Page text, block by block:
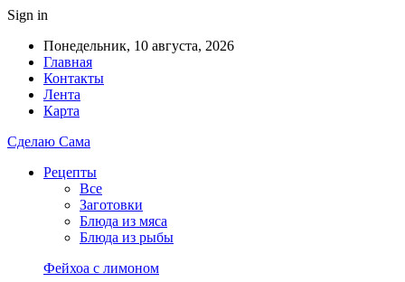
Sign in
Понедельник, 10 августа, 2026
Главная
Контакты
Лента
Карта
Сделаю Сама
Рецепты
Все
Заготовки
Блюда из мяса
Блюда из рыбы
Фейхоа с лимоном